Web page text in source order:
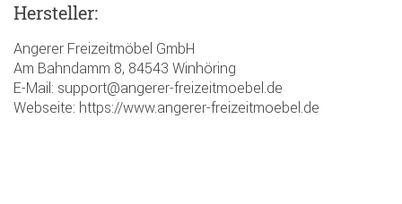
Hersteller:
Angerer Freizeitmöbel GmbH
Am Bahndamm 8, 84543 Winhöring
E-Mail: support@angerer-freizeitmoebel.de
Webseite: https://www.angerer-freizeitmoebel.de